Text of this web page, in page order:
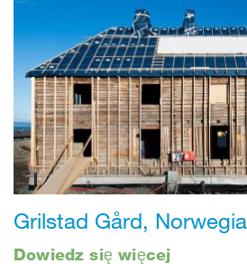
Grilstad Gård, Norwegia
Dowiedz się więcej